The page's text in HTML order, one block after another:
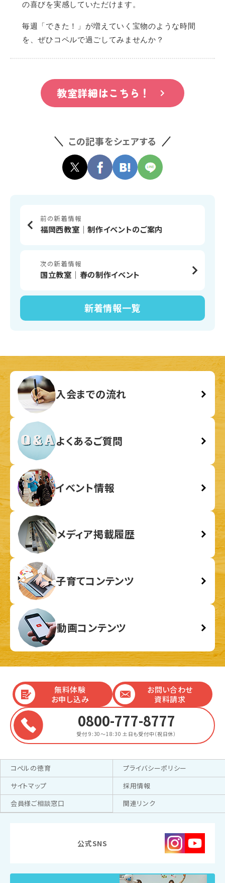
の喜びを実感していただけます。
毎週「できた！」が増えていく宝物のような時間
を、ぜひコペルで過ごしてみませんか？
教室詳細はこちら！
この記事をシェアする
前の新着情報
福岡西教室│制作イベントのご案内
新着情報一覧
次の新着情報
国立教室│春の制作イベント
入会までの流れ
よくあるご質問
イベント情報
メディア掲載履歴
子育てコンテンツ
動画コンテンツ
無料体験
お申し込み
お問い合わせ
資料請求
0800-777-8777
受付 9:30～18:30 土日も受付中（祝日休）
コペルの徳育
プライバシーポリシー
サイトマップ
採用情報
会員様ご相談窓口
関連リンク
公式SNS